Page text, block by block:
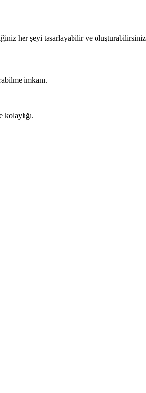
her şeyi tasarlayabilir ve
imkanı.
kolaylığı.